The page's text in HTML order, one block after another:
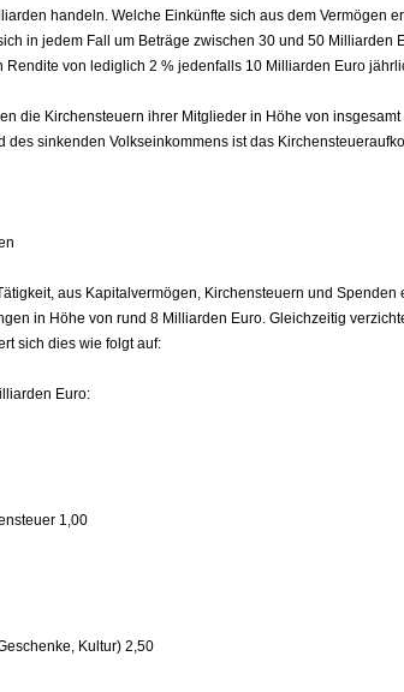
handeln. Welche Einkünfte sich aus dem Vermögen
in jedem Fall um Beträge zwischen 30 und 50 Milliarden
von lediglich 2 % jedenfalls 10 Milliarden Euro
die Kirchensteuern ihrer Mitglieder in Höhe von
sinkenden Volkseinkommens ist das
aus Kapitalvermögen, Kirchensteuern und
in Höhe von rund 8 Milliarden Euro. Gleichzeitig
sich dies wie folgt auf:
Euro:
1,00
Kultur) 2,50